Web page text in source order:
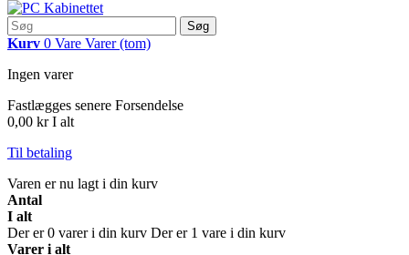
Søg
Kurv 0 Vare Varer (tom)
Ingen varer
Fastlægges senere Forsendelse
0,00 kr I alt
Til betaling
Varen er nu lagt i din kurv
Antal
I alt
Der er0 varer i din kurv Der er 1 vare i din kurv
Varer i alt